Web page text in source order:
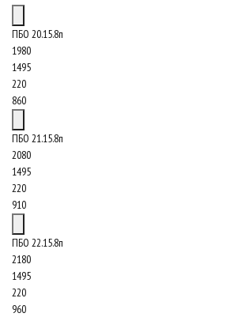
ПБО 20.15.8п
1980
1495
220
860
ПБО 21.15.8п
2080
1495
220
910
ПБО 22.15.8п
2180
1495
220
960